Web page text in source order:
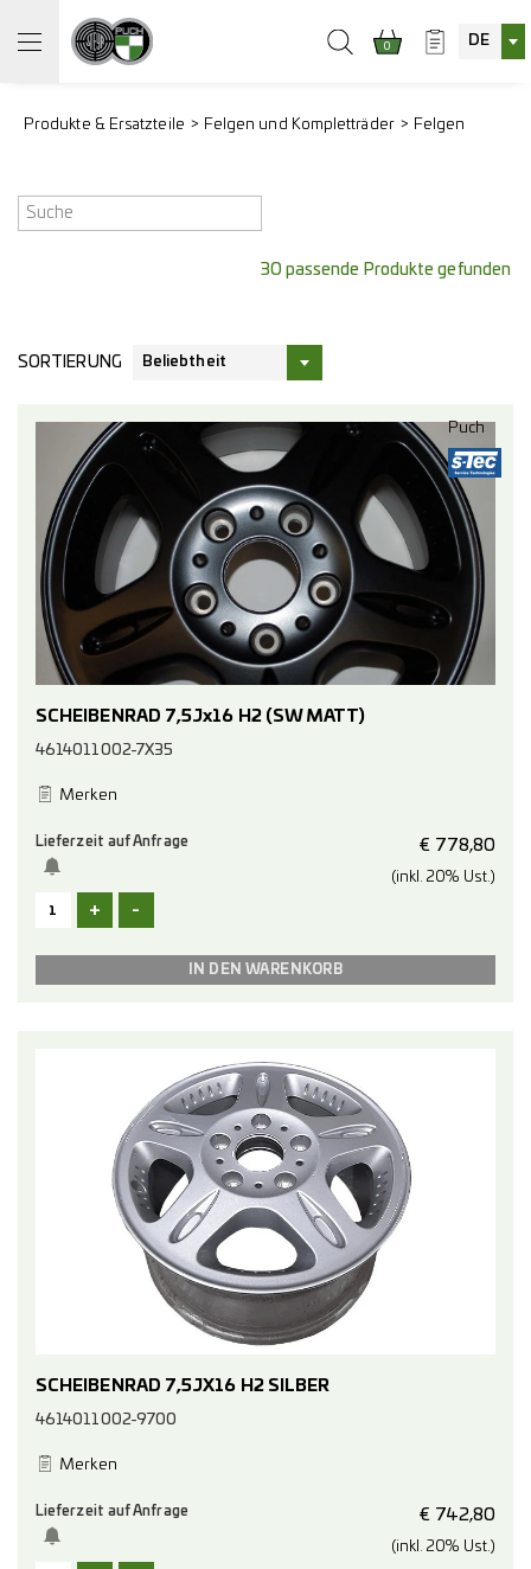
0 DE
Produkte & Ersatzteile Felgen und Kompletträder Felgen
30 passende Produkte gefunden
SORTIERUNG Beliebtheit
SCHEIBENRAD 7,5Jx16 H2 (SW MATT)
Puch
4614011002-7X35
Merken
€ 778,80
(inkl. 20% Ust.)
Lieferzeit auf Anfrage
+ -
SCHEIBENRAD 7,5JX16 H2 SILBER
4614011002-9700
Merken
€ 742,80
(inkl. 20% Ust.)
Lieferzeit auf Anfrage